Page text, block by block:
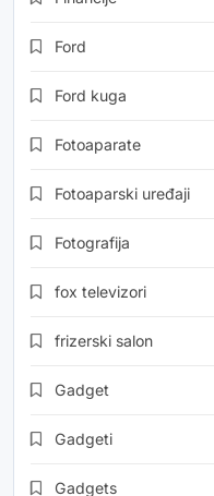
Ford
Ford kuga
Fotoaparate
Fotoaparski uređaji
Fotografija
fox televizori
frizerski salon
Gadget
Gadgeti
Gadgets